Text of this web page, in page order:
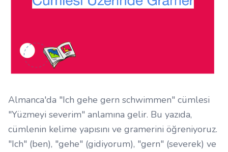
Almanca'da "Ich gehe gern schwimmen" cümlesi
"Yüzmeyi severim" anlamına gelir. Bu yazıda,
cümlenin kelime yapısını ve gramerini öğreniyoruz.
"Ich" (ben), "gehe" (gidiyorum), "gern" (severek) ve